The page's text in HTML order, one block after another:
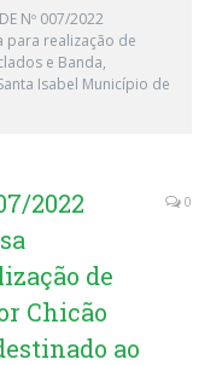
Nº 007/2022
para realização de
e Banda,
Isabel Município de
2022
de
Chicão
ao
0